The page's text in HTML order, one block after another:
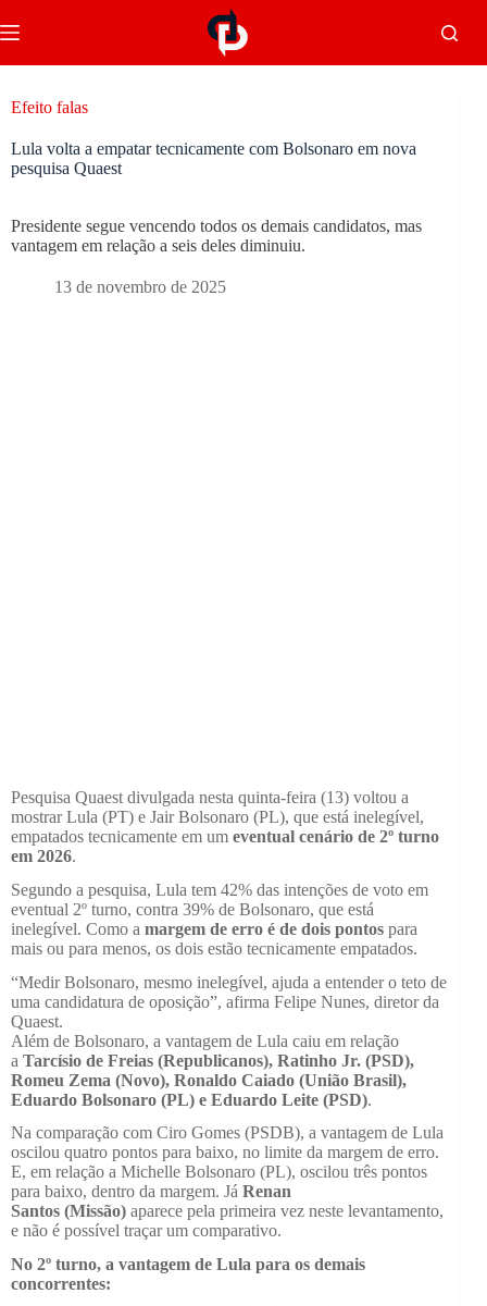
Efeito falas
Lula volta a empatar tecnicamente com Bolsonaro em nova
pesquisa Quaest
Presidente segue vencendo todos os demais candidatos, mas
vantagem em relação a seis deles diminuiu.
13 de novembro de 2025
Pesquisa Quaest divulgada nesta quinta-feira (13) voltou a
mostrar Lula (PT) e Jair Bolsonaro (PL), que está inelegível,
empatados tecnicamente em um eventual cenário de 2º turno
em 2026.
Segundo a pesquisa, Lula tem 42% das intenções de voto em
eventual 2º turno, contra 39% de Bolsonaro, que está
inelegível. Como a margem de erro é de dois pontos para
mais ou para menos, os dois estão tecnicamente empatados.
“Medir Bolsonaro, mesmo inelegível, ajuda a entender o teto de
uma candidatura de oposição”, afirma Felipe Nunes, diretor da
Quaest.
Além de Bolsonaro, a vantagem de Lula caiu em relação
a Tarcísio de Freias (Republicanos), Ratinho Jr. (PSD),
Romeu Zema (Novo), Ronaldo Caiado (União Brasil),
Eduardo Bolsonaro (PL) e Eduardo Leite (PSD).
Na comparação com Ciro Gomes (PSDB), a vantagem de Lula
oscilou quatro pontos para baixo, no limite da margem de erro.
E, em relação a Michelle Bolsonaro (PL), oscilou três pontos
para baixo, dentro da margem. Já Renan
Santos (Missão) aparece pela primeira vez neste levantamento,
e não é possível traçar um comparativo.
No 2º turno, a vantagem de Lula para os demais
concorrentes: